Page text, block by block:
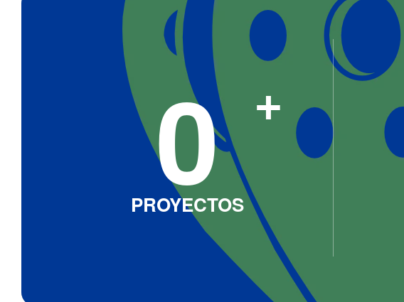
0 +
PROYECTOS